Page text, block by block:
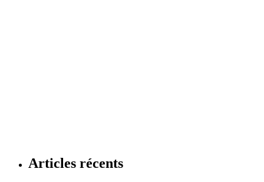
Articles récents